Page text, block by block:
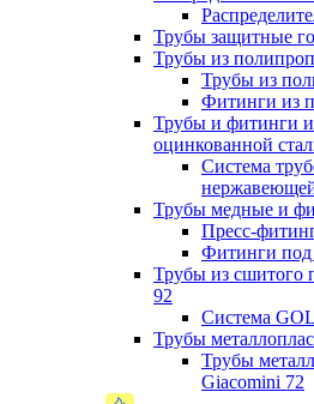
Трубы защитные
Трубы из
Трубы из
Фитинги из
Трубы и фитинги
оцинкованной
Система
Трубы медные и
Пресс-
Фитинги под
Трубы из сшитого
92
Система
Трубы
Трубы
Giacomini 72